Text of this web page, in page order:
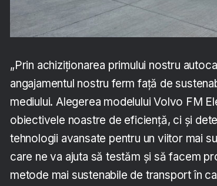
„Prin achiziționarea primului nostru
angajamentul nostru ferm față de
mediului. Alegerea modelului Volvo FM
obiectivele noastre de eficiență, ci și
tehnologii avansate pentru un viitor mai
care ne va ajuta să testăm și să facem
metode mai sustenabile de transport în